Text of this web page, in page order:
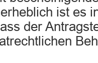
ist es
der